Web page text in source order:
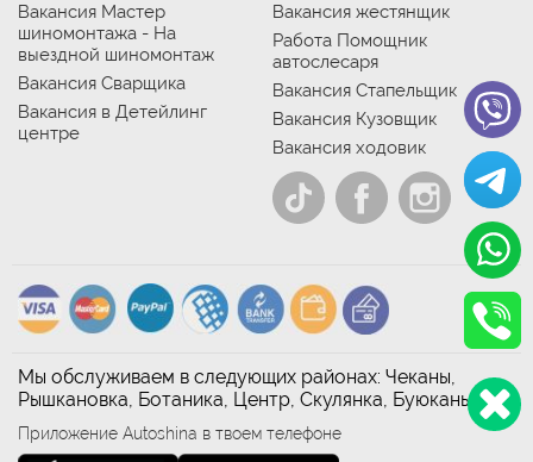
Вакансия Мастер
шиномонтажа - На
выездной шиномонтаж
Вакансия Сварщика
Вакансия в Детейлинг
центре
Вакансия жестянщик
Работа Помощник
автослесаря
Вакансия Стапельщик
Вакансия Кузовщик
Вакансия ходовик
Мы обслуживаем в следующих районах: Чеканы,
Рышкановка, Ботаника, Центр, Скулянка, Буюканы
Приложение Autoshina в твоем телефоне